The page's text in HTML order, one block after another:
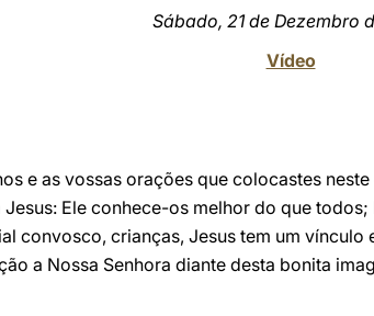
Sábado, 21 de Dezembro
Vídeo
e as vossas orações que colocastes
Ele conhece-os melhor do que
convosco, crianças, Jesus tem um vínculo
a Nossa Senhora diante desta bonita